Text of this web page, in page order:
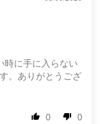
時に手に入らない
。ありがとうござ
0 0